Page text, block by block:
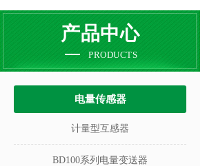
产品中心
PRODUCTS
电量传感器
计量型互感器
BD100系列电量变送器